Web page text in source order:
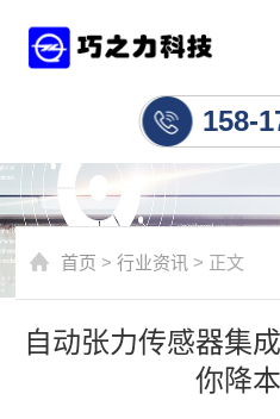
158-
首页 >行业资讯 > 正文
自动张力传感器集
你降